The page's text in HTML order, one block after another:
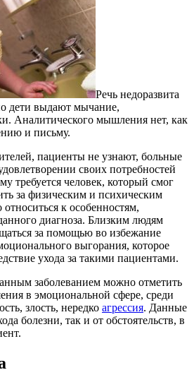
Речь недоразвита
дети выдают мычание,
Аналитического мышления нет, как
и письму.
пациенты не узнают, больные
своих потребностей
требуется человек, который смог
за физическим и психическим
к особенностям,
диагноза. Близким людям
за помощью во избежание
выгорания, которое
ухода за такими пациентами.
заболеванием можно отметить
в эмоциональной сфере, среди
злость, нередко агрессия. Данные
болезни, так и от обстоятельств, в